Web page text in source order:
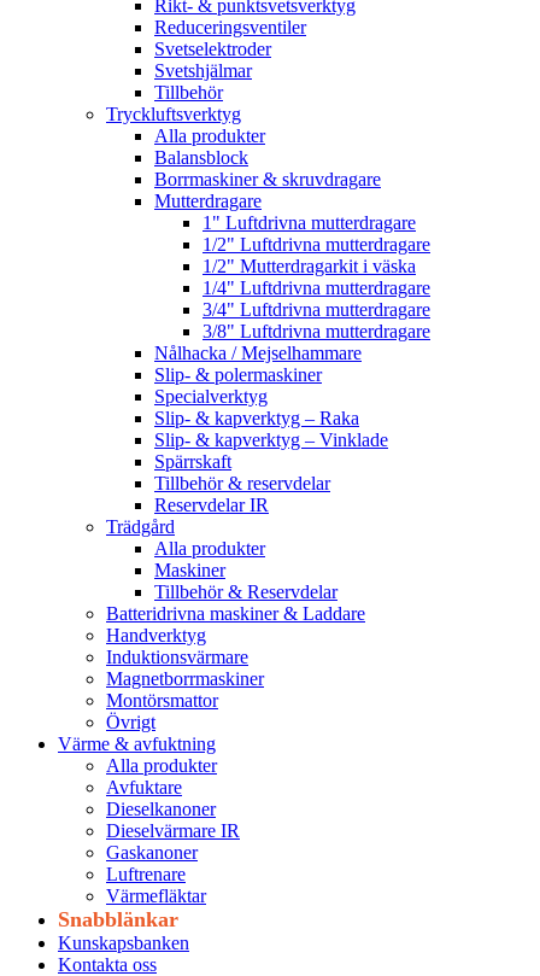
Rikt- & punktsvetsverktyg
Reduceringsventiler
Svetselektroder
Svetshjälmar
Tillbehör
Tryckluftsverktyg
Alla produkter
Balansblock
Borrmaskiner & skruvdragare
Mutterdragare
1" Luftdrivna mutterdragare
1/2" Luftdrivna mutterdragare
1/2" Mutterdragarkit i väska
1/4" Luftdrivna mutterdragare
3/4" Luftdrivna mutterdragare
3/8" Luftdrivna mutterdragare
Nålhacka / Mejselhammare
Slip- & polermaskiner
Specialverktyg
Slip- & kapverktyg – Raka
Slip- & kapverktyg – Vinklade
Spärrskaft
Tillbehör & reservdelar
Reservdelar IR
Trädgård
Alla produkter
Maskiner
Tillbehör & Reservdelar
Batteridrivna maskiner & Laddare
Handverktyg
Induktionsvärmare
Magnetborrmaskiner
Montörsmattor
Övrigt
Värme & avfuktning
Alla produkter
Avfuktare
Dieselkanoner
Dieselvärmare IR
Gaskanoner
Luftrenare
Värmefläktar
Snabblänkar
Kunskapsbanken
Kontakta oss